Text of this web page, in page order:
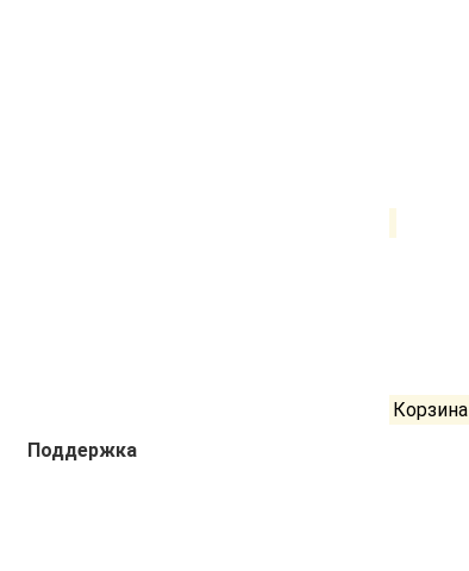
Корзина
Поддержка